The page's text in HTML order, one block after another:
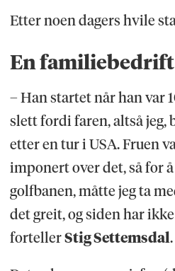
Etter noen dagers hvile
En familiebedrift
– Han startet når han var
slett fordi faren, altså jeg,
etter en tur i USA. Fruen
imponert over det, så for
golfbanen, måtte jeg ta
det greit, og siden har
fortellerStig Settemsdal.